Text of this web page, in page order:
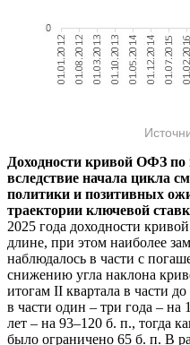
Доходности кривой ОФЗ по
вследствие начала цикла
политики и позитивных
траектории ключевой
2025 года доходности
длине, при этом наиболее
наблюдалось в части с
снижению угла наклона
итогам II квартала в части
в части один – три года – на
лет – на 93–120 б. п., тогда
было ограничено 65 б. п. В